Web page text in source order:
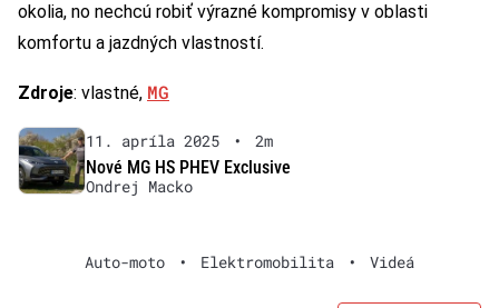
okolia, no nechcú robiť výrazné kompromisy v oblasti
komfortu a jazdných vlastností.
Zdroje: vlastné, MG
11. apríla 2025 •
2m
Nové MG HS PHEV Exclusive
Ondrej Macko
Auto-moto • Elektromobilita • Videá